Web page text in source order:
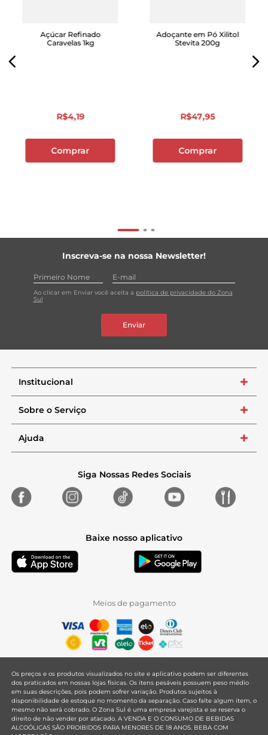
Açúcar Refinado
Caravelas 1kg
R$4,19
Comprar
Adoçante em Pó Xilitol
Stevita 200g
R$47,95
Comprar
Inscreva-se na nossa Newsletter!
Ao clicar em Enviar você aceita a política de privacidade do Zona
Sul
Enviar
Institucional +
Sobre o Serviço +
Ajuda +
Siga Nossas Redes Sociais
Baixe nosso aplicativo
Meios de pagamento
Os preços e os produtos visualizados no site e aplicativo podem ser diferentes
dos praticados em nossas lojas físicas. Os itens pesáveis possuem peso médio
em suas descrições, pois podem sofrer variação. Produtos sujeitos à
disponibilidade de estoque no momento da separação. Caso falte algum item, o
mesmo não será cobrado. O Zona Sul é uma empresa varejista e se reserva o
direito de não vender por atacado. A VENDA E O CONSUMO DE BEBIDAS
ALCOÓLICAS SÃO PROIBIDOS PARA MENORES DE 18 ANOS. BEBA COM